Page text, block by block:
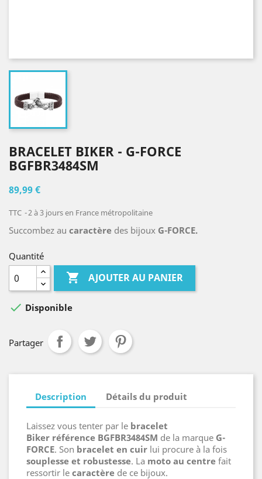
BRACELET BIKER - G-FORCE
BGFBR3484SM
89,99 €
TTC 2 à 3 jours en France métropolitaine
Succombez au caractère des bijoux G-FORCE.
Quantité
 AJOUTER AU PANIER
 Disponible
Partager
Description Détails du produit
Laissez vous tenter par le bracelet
Biker référence BGFBR3484SM de la marque G-
FORCE. Son bracelet en cuir lui procure à la fois
souplesse et robustesse. La moto au centre fait
ressortir le caractère de ce bijoux.